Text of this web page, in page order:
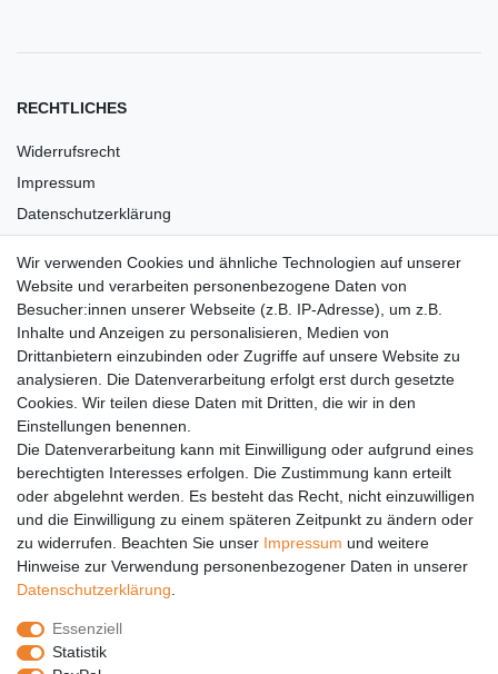
RECHTLICHES
Widerrufsrecht
Impressum
Datenschutzerklärung
Versandkosten
Barrierefreiheit
Anleitungen
Vertrag widerrufen
PARTNER
DHL
GLS
PaketPLUS
SPONSORING
Malchower SV 90
Wir verwenden Cookies und ähnliche Technologien auf unserer
Website und verarbeiten personenbezogene Daten von
Besucher:innen unserer Webseite (z.B. IP-Adresse), um z.B.
Inhalte und Anzeigen zu personalisieren, Medien von
Drittanbietern einzubinden oder Zugriffe auf unsere Website zu
analysieren. Die Datenverarbeitung erfolgt erst durch gesetzte
Cookies. Wir teilen diese Daten mit Dritten, die wir in den
Einstellungen benennen.
Die Datenverarbeitung kann mit Einwilligung oder aufgrund eines
berechtigten Interesses erfolgen. Die Zustimmung kann erteilt
oder abgelehnt werden. Es besteht das Recht, nicht einzuwilligen
und die Einwilligung zu einem späteren Zeitpunkt zu ändern oder
zu widerrufen. Beachten Sie unser Impressum und weitere
Hinweise zur Verwendung personenbezogener Daten in unserer
Daten­schutz­erklärung
Essenziell
Statistik